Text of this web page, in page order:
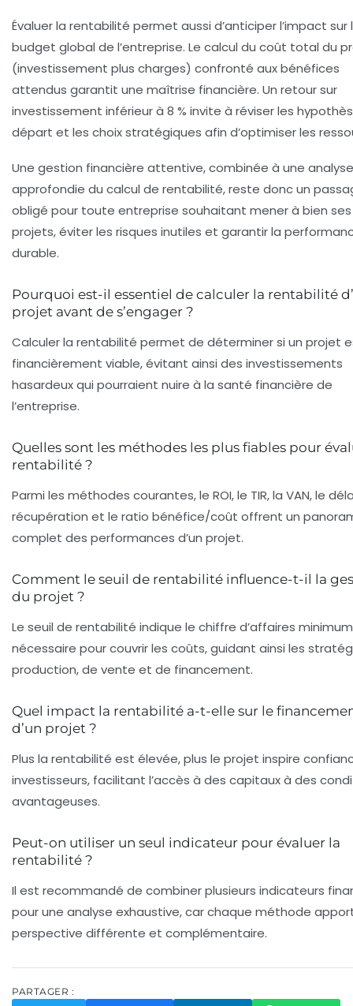
Évaluer la rentabilité permet aussi d’anticiper l’impact sur
budget global de l’entreprise. Le calcul du coût total du
(investissement plus charges) confronté aux bénéfices
attendus garantit une maîtrise financière. Un retour sur
investissement inférieur à 8 % invite à réviser les
départ et les choix stratégiques afin d’optimiser les
Une gestion financière attentive, combinée à une analyse
approfondie du calcul de rentabilité, reste donc un
obligé pour toute entreprise souhaitant mener à bien ses
projets, éviter les risques inutiles et garantir la
durable.
Pourquoi est-il essentiel de calculer la rentabilité
projet avant de s’engager ?
Calculer la rentabilité permet de déterminer si un projet
financièrement viable, évitant ainsi des investissements
hasardeux qui pourraient nuire à la santé financière de
l’entreprise.
Quelles sont les méthodes les plus fiables pour
rentabilité ?
Parmi les méthodes courantes, le ROI, le TIR, la VAN, le
récupération et le ratio bénéfice/coût offrent un
complet des performances d’un projet.
Comment le seuil de rentabilité influence-t-il la
du projet ?
Le seuil de rentabilité indique le chiffre d’affaires minimum
nécessaire pour couvrir les coûts, guidant ainsi les
production, de vente et de financement.
Quel impact la rentabilité a-t-elle sur le
d’un projet ?
Plus la rentabilité est élevée, plus le projet inspire
investisseurs, facilitant l’accès à des capitaux à des
avantageuses.
Peut-on utiliser un seul indicateur pour évaluer la
rentabilité ?
Il est recommandé de combiner plusieurs indicateurs
pour une analyse exhaustive, car chaque méthode
perspective différente et complémentaire.
PARTAGER :